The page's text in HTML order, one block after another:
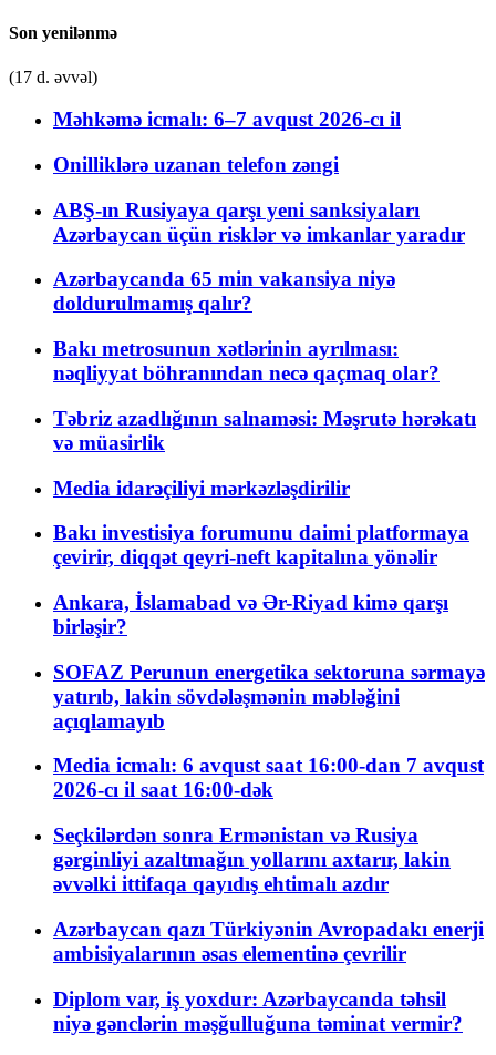
Son yenilənmə
(17 d. əvvəl)
Məhkəmə icmalı: 6–7 avqust 2026-cı il
Onilliklərə uzanan telefon zəngi
ABŞ-ın Rusiyaya qarşı yeni sanksiyaları
Azərbaycan üçün risklər və imkanlar yaradır
Azərbaycanda 65 min vakansiya niyə
doldurulmamış qalır?
Bakı metrosunun xətlərinin ayrılması:
nəqliyyat böhranından necə qaçmaq olar?
Təbriz azadlığının salnaməsi: Məşrutə hərəkatı
və müasirlik
Media idarəçiliyi mərkəzləşdirilir
Bakı investisiya forumunu daimi platformaya
çevirir, diqqət qeyri-neft kapitalına yönəlir
Ankara, İslamabad və Ər-Riyad kimə qarşı
birləşir?
SOFAZ Perunun energetika sektoruna sərmayə
yatırıb, lakin sövdələşmənin məbləğini
açıqlamayıb
Media icmalı: 6 avqust saat 16:00-dan 7 avqust
2026-cı il saat 16:00-dək
Seçkilərdən sonra Ermənistan və Rusiya
gərginliyi azaltmağın yollarını axtarır, lakin
əvvəlki ittifaqa qayıdış ehtimalı azdır
Azərbaycan qazı Türkiyənin Avropadakı enerji
ambisiyalarının əsas elementinə çevrilir
Diplom var, iş yoxdur: Azərbaycanda təhsil
niyə gənclərin məşğulluğuna təminat vermir?